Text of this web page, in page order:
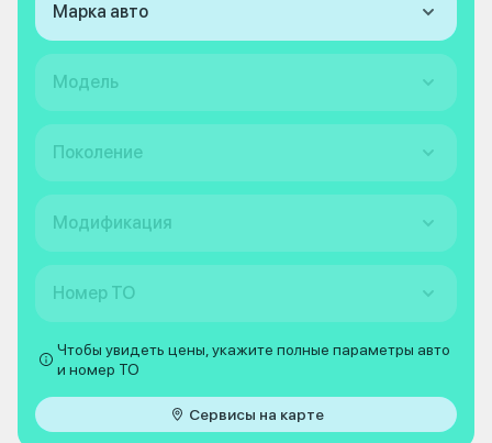
Марка авто
Модель
Поколение
Модификация
Номер ТО
Чтобы увидеть цены, укажите полные параметры авто
и номер ТО
Сервисы на карте